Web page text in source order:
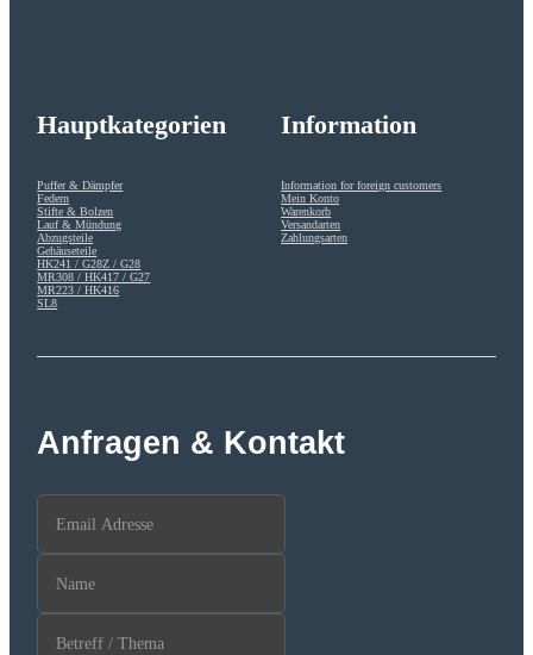
Hauptkategorien
Puffer & Dämpfer
Federn
Stifte & Bolzen
Lauf & Mündung
Abzugsteile
Gehäuseteile
HK241 / G28Z / G28
MR308 / HK417 / G27
MR223 / HK416
SL8
Information
Information for foreign customers
Mein Konto
Warenkorb
Versandarten
Zahlungsarten
Anfragen & Kontakt